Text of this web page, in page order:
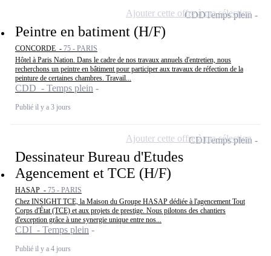
Peintre en batiment (H/F)
CONCORDE - 75 - PARIS
Hôtel à Paris Nation. Dans le cadre de nos travaux annuels d'entretien, nous
recherchons un peintre en bâtiment pour participer aux travaux de réfection de la
peinture de certaines chambres. Travail...
CDD - Temps plein
Publié il y a 3 jours
CDDTemps plein
Ajouter cette offre à ma sélection
Dessinateur Bureau d'Etudes
Agencement et TCE (H/F)
HASAP - 75 - PARIS
Chez INSIGHT TCE, la Maison du Groupe HASAP dédiée à l'agencement Tout
Corps d'État (TCE) et aux projets de prestige. Nous pilotons des chantiers
d'exception grâce à une synergie unique entre nos...
CDI - Temps plein
Publié il y a 4 jours
CDITemps plein
Ajouter cette offre à ma sélection